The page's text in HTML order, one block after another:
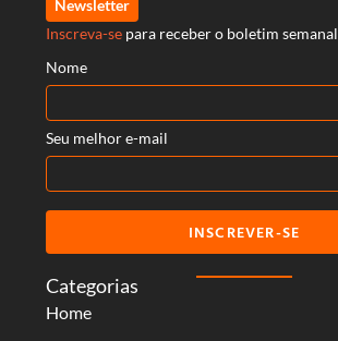
Categorias
Home
Newsletter
Inscreva-se para receber o boletim semanal
Nome
Seu melhor e-mail
INSCREVER-SE